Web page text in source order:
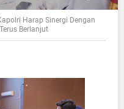
Harap Sinergi Dengan
Berlanjut